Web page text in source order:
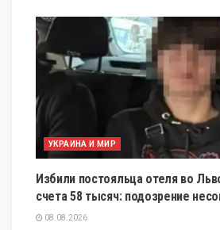
УКРАИНА И МИР
Избили постояльца отеля во
счета 58 тысяч: подозрение
08.08.2026